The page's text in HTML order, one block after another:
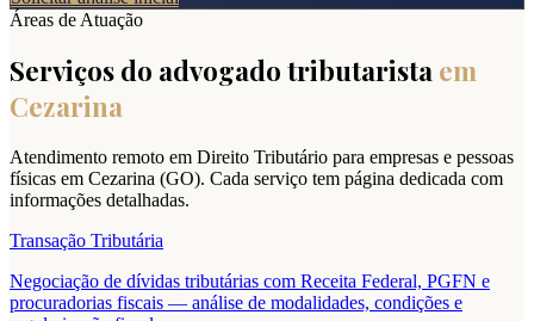
Áreas de Atuação
Serviços do advogado tributarista em
Cezarina
Atendimento remoto em Direito Tributário para empresas e pessoas
físicas em Cezarina (GO). Cada serviço tem página dedicada com
informações detalhadas.
Transação Tributária
Negociação de dívidas tributárias com Receita Federal, PGFN e
procuradorias fiscais — análise de modalidades, condições e